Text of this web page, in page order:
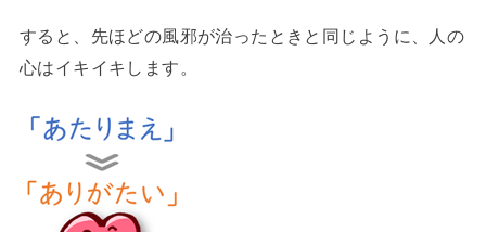
すると、先ほどの風邪が治ったときと同じように、人の
心はイキイキします。